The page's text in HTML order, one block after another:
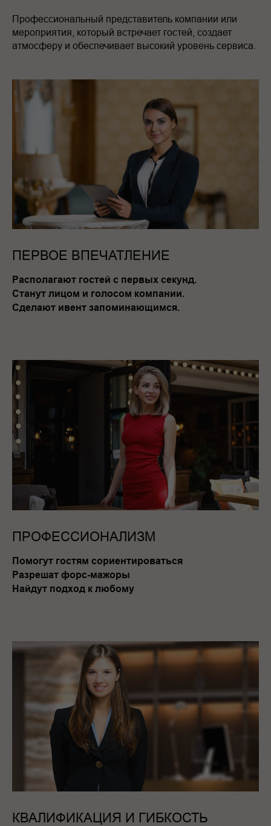
Профессиональный представитель компании или
мероприятия, который встречает гостей, создает
атмосферу и обеспечивает высокий уровень сервиса.
ПЕРВОЕ ВПЕЧАТЛЕНИЕ
Располагают гостей с первых секунд.
Станут лицом и голосом компании.
Сделают ивент запоминающимся.
ПРОФЕССИОНАЛИЗМ
Помогут гостям сориентироваться
Разрешат форс-мажоры
Найдут подход к любому
КВАЛИФИКАЦИЯ И ГИБКОСТЬ